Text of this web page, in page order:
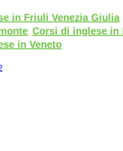
in Friuli Venezia Giulia
Corsi di inglese in
in Veneto